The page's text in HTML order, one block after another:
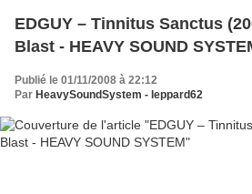
EDGUY – Tinnitus Sanctus
Blast - HEAVY SOUND
Publié le 01/11/2008 à 22:12
Par HeavySoundSystem - leppard62